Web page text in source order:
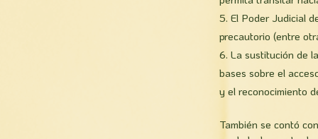
El Poder Judicial
precautorio (entre
La sustitución de
bases sobre el
y el reconocimiento
También se contó